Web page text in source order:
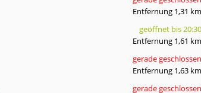
Entfernung 1,31 km
geöffnet bis 20:30
Entfernung 1,61 km
gerade geschlossen
Entfernung 1,63 km
gerade geschlossen